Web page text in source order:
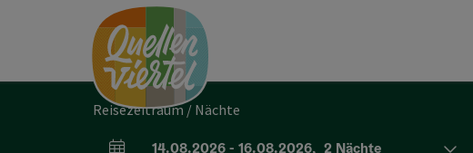
Zum InhaltAccesskey
[0]
Zur NavigationAccesskey
Zum Seitenanfang Accesskey
Reisezeitraum / Nächte
14.08.2026- 16.08.2026, 2 Nächte